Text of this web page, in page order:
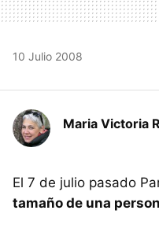
10 Julio 2008
Maria Victoria
El 7 de julio pasado
tamaño de una